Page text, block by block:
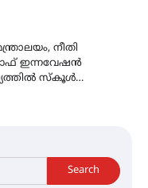
നീതി
ഇന്നവേഷൻ
സ്കൂൾ…
Search